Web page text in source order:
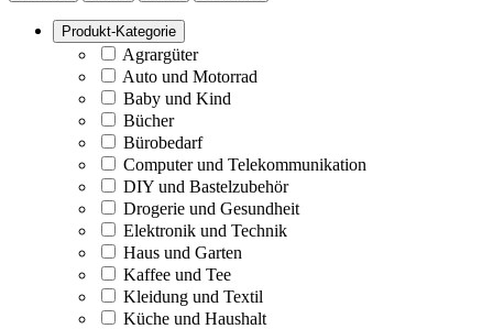
Produkt-Kategorie
Agrargüter
Auto und Motorrad
Baby und Kind
Bücher
Bürobedarf
Computer und Telekommunikation
DIY und Bastelzubehör
Drogerie und Gesundheit
Elektronik und Technik
Haus und Garten
Kaffee und Tee
Kleidung und Textil
Küche und Haushalt